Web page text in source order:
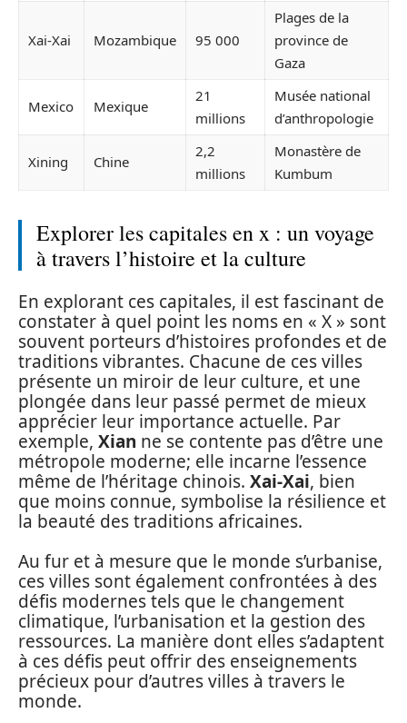
Xai-Xai Mozambique 95 000
Plages de la
province de
Gaza
Mexico Mexique
21
millions
Musée national
d’anthropologie
Xining Chine
2,2
millions
Monastère de
Kumbum
Explorer les capitales en x : un voyage
à travers l’histoire et la culture
En explorant ces capitales, il est fascinant de
constater à quel point les noms en « X » sont
souvent porteurs d’histoires profondes et de
traditions vibrantes. Chacune de ces villes
présente un miroir de leur culture, et une
plongée dans leur passé permet de mieux
apprécier leur importance actuelle. Par
exemple, Xian ne se contente pas d’être une
métropole moderne; elle incarne l’essence
même de l’héritage chinois. Xai-Xai, bien
que moins connue, symbolise la résilience et
la beauté des traditions africaines.
Au fur et à mesure que le monde s’urbanise,
ces villes sont également confrontées à des
défis modernes tels que le changement
climatique, l’urbanisation et la gestion des
ressources. La manière dont elles s’adaptent
à ces défis peut offrir des enseignements
précieux pour d’autres villes à travers le
monde.